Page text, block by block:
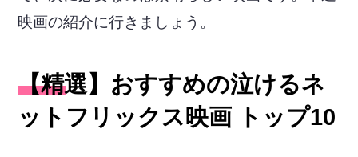
映画の紹介に行きましょう。
【精選】おすすめの泣けるネ
ットフリックス映画 トップ10